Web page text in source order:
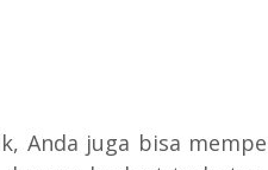
juga bisa